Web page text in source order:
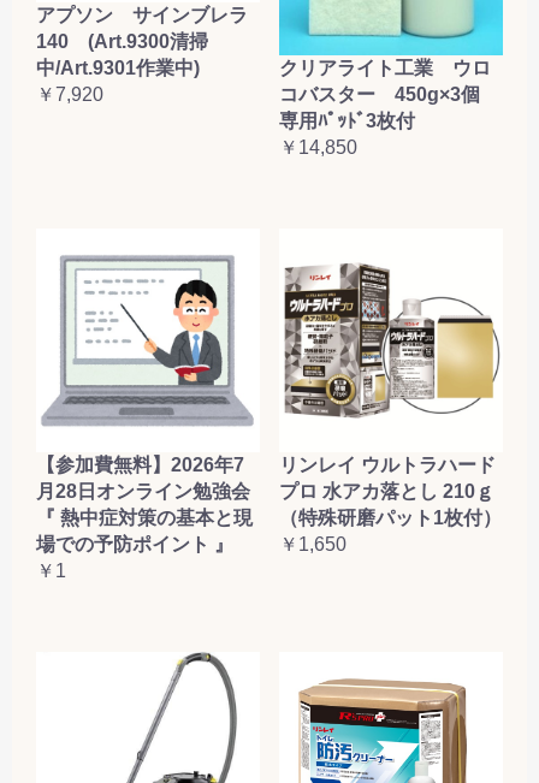
アプソン サインブレラ
140 (Art.9300清掃
中/Art.9301作業中)
￥7,920
クリアライト工業 ウロ
コバスター 450g×3個
専用ﾊﾟｯﾄﾞ3枚付
￥14,850
【参加費無料】2026年7
月28日オンライン勉強会
『 熱中症対策の基本と現
場での予防ポイント 』
￥1
リンレイ ウルトラハード
プロ 水アカ落とし 210ｇ
（特殊研磨パット1枚付）
￥1,650